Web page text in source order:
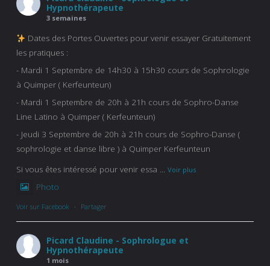
Hypnothérapeute
3 semaines
Dates des Portes Ouvertes pour venir essayer Gratuitement
les pratiques :
- Mardi 1 Septembre de 14h30 à 15h30 cours de Sophrologie
à Quimper ( Kerfeunteun)
- Mardi 1 Septembre de 20h à 21h cours de Sophro-Danse
Line Latino à Quimper ( Kerfeunteun)
- Jeudi 3 Septembre de 20h à 21h cours de Sophro-Danse (
sophrologie et danse libre ) à Quimper Kerfeunteun
Si vous êtes intéressé pour venir essa ... Voir plus
Photo
Voir sur Facebook · Partager
Picard Claudine - Sophrologue et
Hypnothérapeute
1 mois